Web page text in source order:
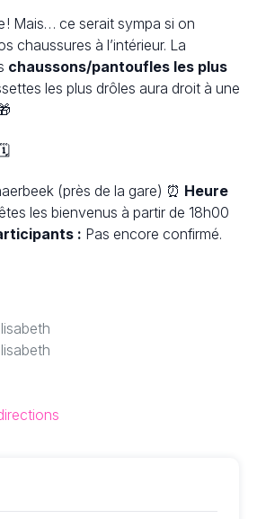
! Mais… ce serait sympa si on
chaussures à l’intérieur. La
chaussons/pantoufles les plus
les plus drôles aura droit à une
(près de la gare) ⏰ Heure
les bienvenus à partir de 18h00
: Pas encore confirmé.